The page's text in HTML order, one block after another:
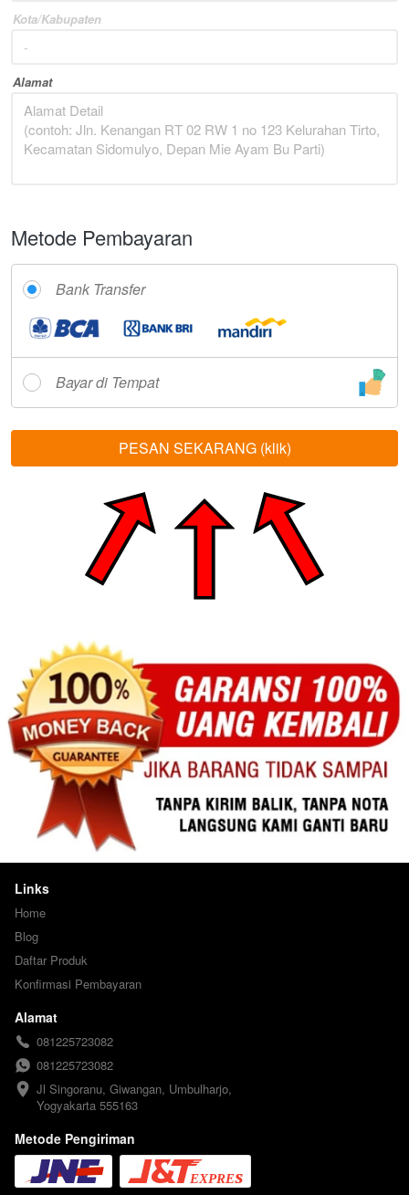
Kota/Kabupaten
Alamat
Metode Pembayaran
Bank Transfer
Bayar di Tempat
`PESAN SEKARANG (klik)
Links
Home
Blog
Daftar Produk
Konfirmasi Pembayaran
Alamat
081225723082
081225723082
Jl Singoranu, Giwangan, Umbulharjo,
Yogyakarta 555163
Metode Pengiriman